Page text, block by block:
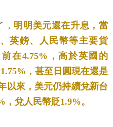
明明美元還在升息，當
英鎊、人民幣等主要貨
在4.75%，高於英國的
，甚至日圓現在還是
以來，美元仍持續兌新台
兌人民幣貶1.9%。